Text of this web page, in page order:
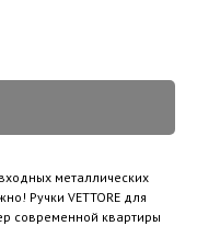
металлических
Ручки VETTORE для
современной квартиры